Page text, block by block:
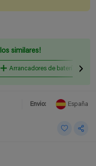
similares!
Arrancadores de baterías
Envio: España